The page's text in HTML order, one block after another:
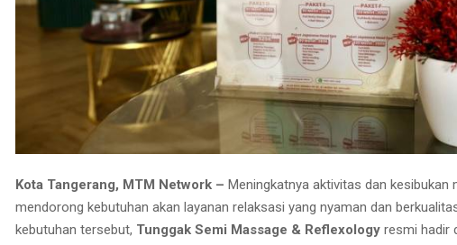
Kota Tangerang, MTM Network – Meningkatnya aktivitas dan kesibukan
mendorong kebutuhan akan layanan relaksasi yang nyaman dan
kebutuhan tersebut, Tunggak Semi Massage & Reflexology resmi hadir